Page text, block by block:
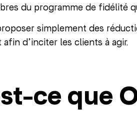
du programme de fidélité
simplement des
d’inciter les clients à agir.
ce que